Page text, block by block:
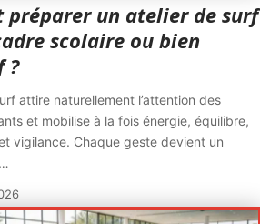
préparer un atelier de surf
scolaire ou bien
?
attire naturellement l’attention des
et mobilise à la fois énergie, équilibre,
vigilance. Chaque geste devient un
…